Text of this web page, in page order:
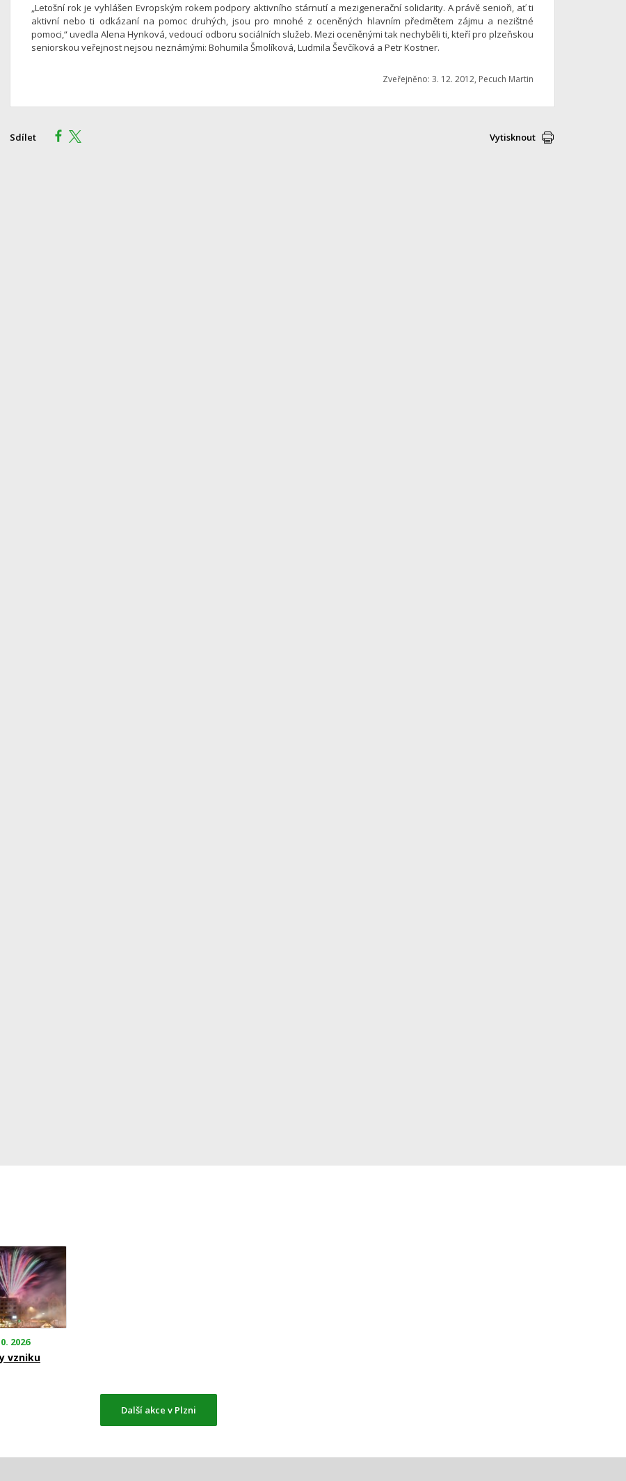
„Letošní rok je vyhlášen Evropským rokem podpory aktivního stárnutí a mezigenerační solidarity. A právě senioři, ať ti
aktivní nebo ti odkázaní na pomoc druhých, jsou pro mnohé z oceněných hlavním předmětem zájmu a nezištné
pomoci,“ uvedla Alena Hynková, vedoucí odboru sociálních služeb. Mezi oceněnými tak nechyběli ti, kteří pro plzeňskou
seniorskou veřejnost nejsou neznámými: Bohumila Šmolíková, Ludmila Ševčíková a Petr Kostner.
Zveřejněno: 3. 12. 2012, Pecuch Martin
Sdílet Vytisknout
2026
vzniku
Další akce v Plzni